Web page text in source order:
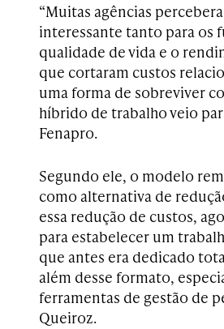
“Muitas agências
interessante tanto para os
qualidade de vida e o
que cortaram custos
uma forma de sobreviver
híbrido de trabalho veio
Fenapro.
Segundo ele, o modelo
como alternativa de
essa redução de custos,
para estabelecer um
que antes era dedicado
além desse formato,
ferramentas de gestão de
Queiroz.